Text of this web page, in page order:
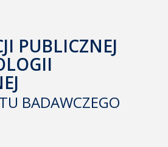
PUBLICZNEJ
BADAWCZEGO